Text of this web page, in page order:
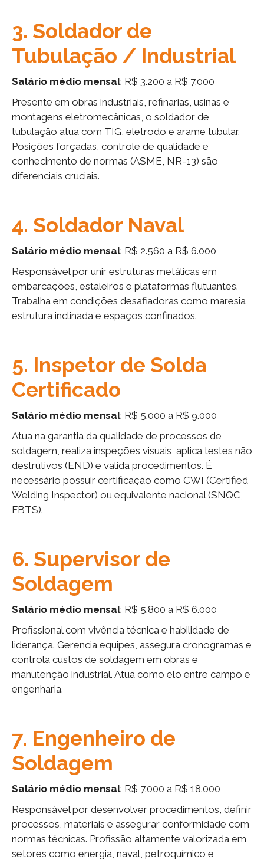
3. Soldador de
Tubulação / Industrial
Salário médio mensal: R$ 3.200 a R$ 7.000
Presente em obras industriais, refinarias, usinas e
montagens eletromecânicas, o soldador de
tubulação atua com TIG, eletrodo e arame tubular.
Posições forçadas, controle de qualidade e
conhecimento de normas (ASME, NR-13) são
diferenciais cruciais.
4. Soldador Naval
Salário médio mensal: R$ 2.560 a R$ 6.000
Responsável por unir estruturas metálicas em
embarcações, estaleiros e plataformas flutuantes.
Trabalha em condições desafiadoras como maresia,
estrutura inclinada e espaços confinados.
5. Inspetor de Solda
Certificado
Salário médio mensal: R$ 5.000 a R$ 9.000
Atua na garantia da qualidade de processos de
soldagem, realiza inspeções visuais, aplica testes não
destrutivos (END) e valida procedimentos. É
necessário possuir certificação como CWI (Certified
Welding Inspector) ou equivalente nacional (SNQC,
FBTS).
6. Supervisor de
Soldagem
Salário médio mensal: R$ 5.800 a R$ 6.000
Profissional com vivência técnica e habilidade de
liderança. Gerencia equipes, assegura cronogramas e
controla custos de soldagem em obras e
manutenção industrial. Atua como elo entre campo e
engenharia.
7. Engenheiro de
Soldagem
Salário médio mensal: R$ 7.000 a R$ 18.000
Responsável por desenvolver procedimentos, definir
processos, materiais e assegurar conformidade com
normas técnicas. Profissão altamente valorizada em
setores como energia, naval, petroquímico e